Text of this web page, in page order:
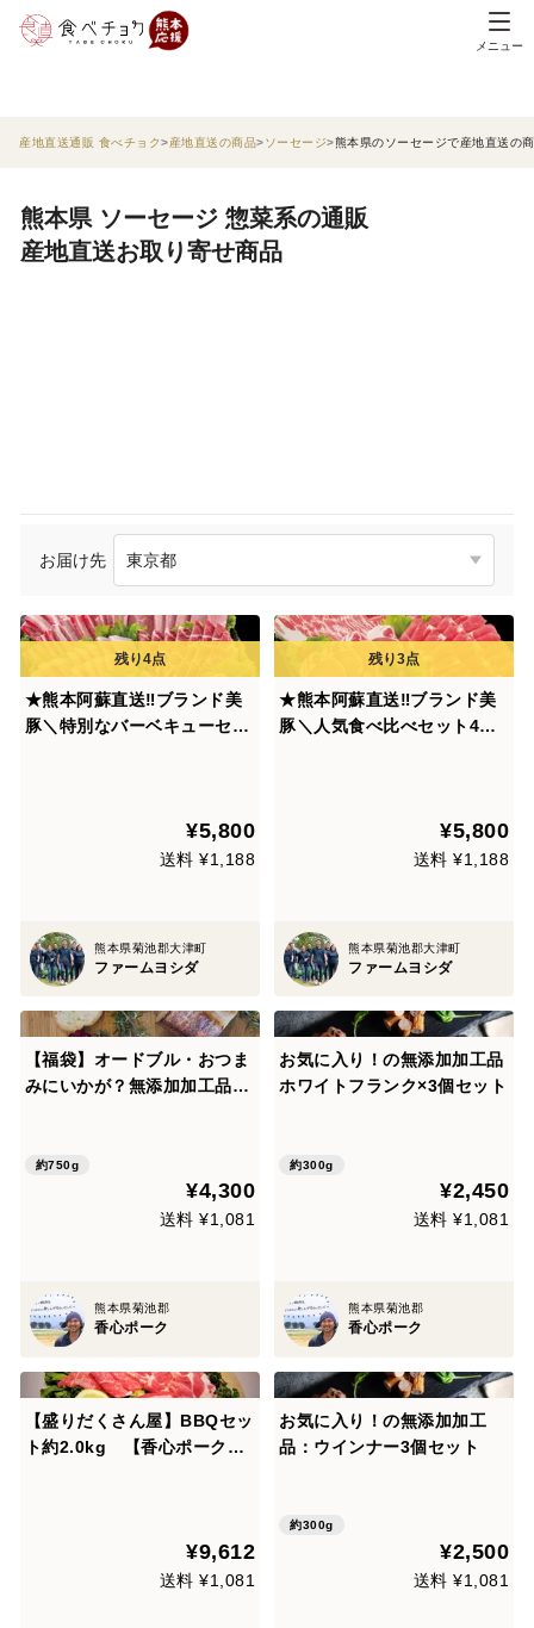
メニュー
産地直送通販 食べチョク 産地直送の商品 ソーセージ 熊本県のソーセージで産地直送の
熊本県 ソーセージ 惣菜系の通販
産地直送お取り寄せ商品
お届け先
★熊本阿蘇直送‼ブランド美
豚＼特別なバーベキューセッ
【初夏】の贈り物にも人気で
¥5,800
送料 ¥1,188
熊本県菊池郡大津町
ファームヨシダ
★熊本阿蘇直送‼ブランド美
豚＼人気食べ比べセット4～5
いや【初夏】の贈り物にも人
¥5,800
送料 ¥1,188
熊本県菊池郡大津町
ファームヨシダ
【福袋】オードブル・おつま
みにいかが？無添加加工品5
約750g
¥4,300
送料 ¥1,081
熊本県菊池郡
香心ポーク
お気に入り！の無添加加工品
ホワイトフランク×3個セット
約300g
¥2,450
送料 ¥1,081
熊本県菊池郡
香心ポーク
【盛りだくさん屋】BBQセッ
ト約2.0kg 【香心ポーク】
¥9,612
送料 ¥1,081
お気に入り！の無添加加工
品：ウインナー3個セット
約300g
¥2,500
送料 ¥1,081